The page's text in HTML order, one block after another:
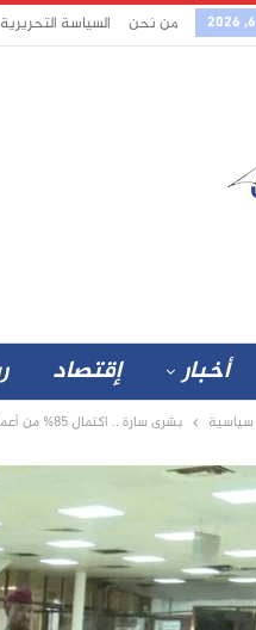
من نحن السياسة التحريرية
أخبار إقتصاد
سياسية بشرى سارة .. اكتمال 85% من أعمال تأهيل مطار الخرطوم